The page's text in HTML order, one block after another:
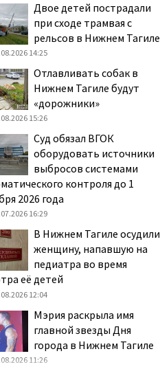
Осуждённый за убийство
тагильского хоккеиста
Александра Чумарина
Хазипов в очередной раз
на скамью подсудимых
15:28
Уральского депутата
Госдумы Ильтякова,
назвавшего незамужних
неполноценными людьми, а
мужчин — инвалидами,
прокуратура (ВИДЕО)
14:40
На водоёмах
Свердловской области с
начала купального сезона
21 человек
14:05
Нижний Тагил на три дня
станет мировой
столицей
кино
13:20
Двое детей пострадали
при сходе трамвая с
рельсов в Нижнем Тагиле
14:25
Отлавливать собак в
Нижнем Тагиле будут
«дорожники»
15:26
Суд обязал ВГОК
оборудовать источники
выбросов системами
контроля до 1
2026 года
16:29
В Нижнем Тагиле осудили
женщину, напавшую на
педиатра во время
её детей
12:04
Мэрия раскрыла имя
главной звезды Дня
города в Нижнем Тагиле
11:26